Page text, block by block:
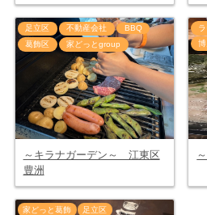
足立区 不動産会社
BBQ
葛飾区
家どっとgroup
～キラナガーデン～ 江東区
豊洲
博
家どっと葛飾
足立区